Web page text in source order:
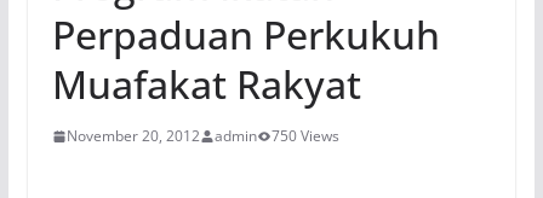
Perpaduan Perkukuh
Muafakat Rakyat
November 20, 2012 admin 750 Views